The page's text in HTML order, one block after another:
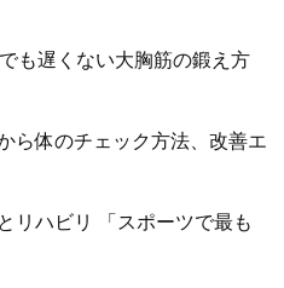
でも遅くない大胸筋の鍛え方
ら体のチェック方法、改善エ
リハビリ 「スポーツで最も